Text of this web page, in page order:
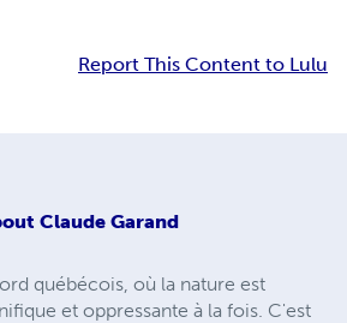
Report This Content to Lulu
Claude Garand
québécois, où la nature est
et oppressante à la fois. C'est